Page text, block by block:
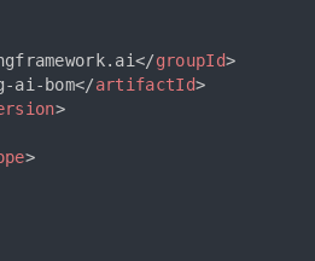
</groupId>
ai-bom</artifactId>
>
>